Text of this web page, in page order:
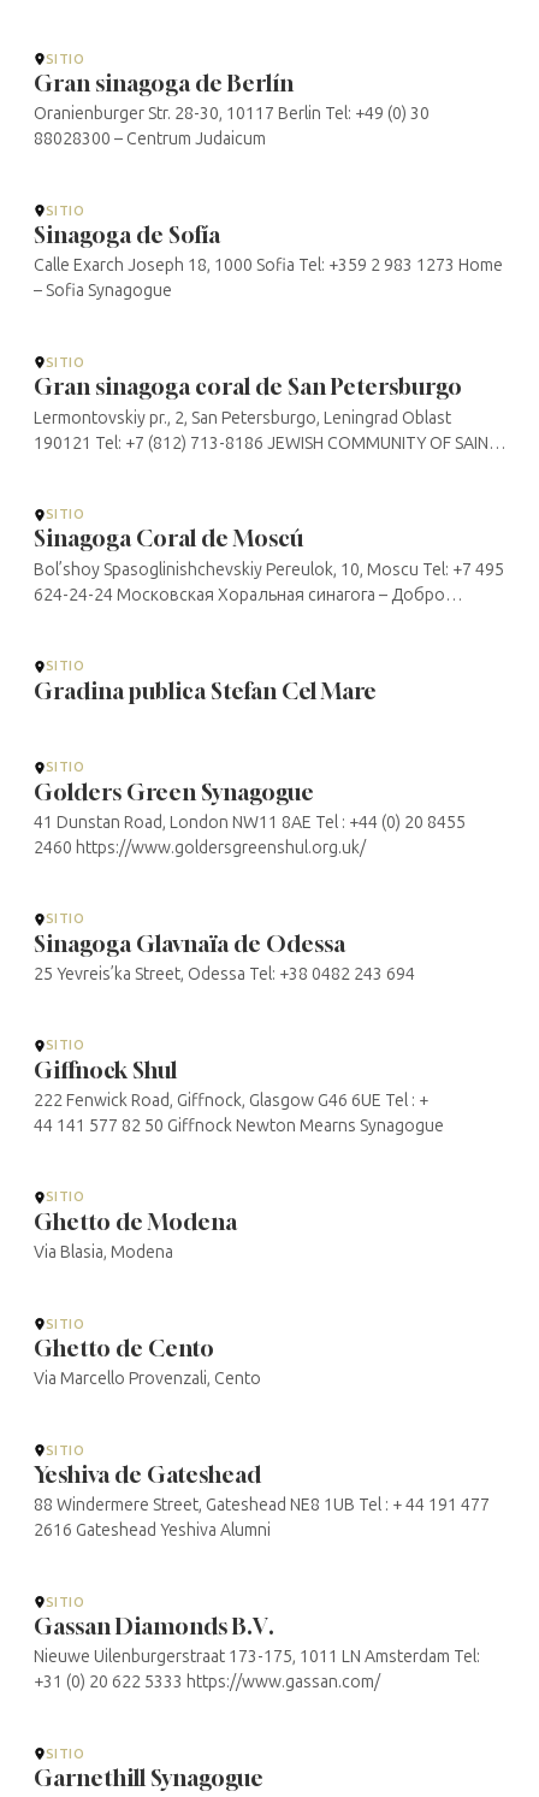
SITIO
Gran sinagoga de Berlín
Oranienburger Str. 28-30, 10117 Berlin Tel: +49 (0) 30
88028300 – Centrum Judaicum
SITIO
Sinagoga de Sofía
Calle Exarch Joseph 18, 1000 Sofia Tel: +359 2 983 1273 Home
– Sofia Synagogue
SITIO
Gran sinagoga coral de San Petersburgo
Lermontovskiy pr., 2, San Petersburgo, Leningrad Oblast
190121 Tel: +7 (812) 713-8186 JEWISH COMMUNITY OF SAINT
SITIO
Sinagoga Coral de Moscú
Bol’shoy Spasoglinishchevskiy Pereulok, 10, Moscu Tel: +7 495
624-24-24 Московская Хоральная синагога – Добро
SITIO
Gradina publica Stefan Cel Mare
SITIO
Golders Green Synagogue
41 Dunstan Road, London NW11 8AE Tel : +44 (0) 20 8455
2460 https://www.goldersgreenshul.org.uk/
SITIO
Sinagoga Glavnaïa de Odessa
25 Yevreis’ka Street, Odessa Tel: +38 0482 243 694
SITIO
Giffnock Shul
222 Fenwick Road, Giffnock, Glasgow G46 6UE Tel : +
44 141 577 82 50 Giffnock Newton Mearns Synagogue
SITIO
Ghetto de Modena
Via Blasia, Modena
SITIO
Ghetto de Cento
Via Marcello Provenzali, Cento
SITIO
Yeshiva de Gateshead
88 Windermere Street, Gateshead NE8 1UB Tel : + 44 191 477
2616 Gateshead Yeshiva Alumni
SITIO
Gassan Diamonds B.V.
Nieuwe Uilenburgerstraat 173-175, 1011 LN Amsterdam Tel:
+31 (0) 20 622 5333 https://www.gassan.com/
SITIO
Garnethill Synagogue